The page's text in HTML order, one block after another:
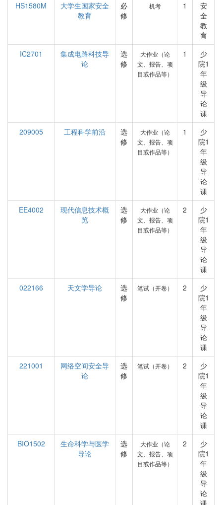
HS1580M
大学生国家安全
教育
必
修
机考 1
安
全
教
育
IC2701
集成电路科技导
论
选
修
大作业（论
文、报告、项
目或作品等）
1
少
院1
年
级
导
论
课
209005
工程科学前沿
选
修
大作业（论
文、报告、项
目或作品等）
1
少
院1
年
级
导
论
课
EE4002
现代信息技术概
览
选
修
大作业（论
文、报告、项
目或作品等）
2
少
院1
年
级
导
论
课
022166
天文学导论
选
修
笔试（开卷） 2
少
院1
年
级
导
论
课
221001
网络空间安全导
论
选
修
笔试（开卷） 2
少
院1
年
级
导
论
课
BIO1502
生命科学与医学
导论
选
修
大作业（论
文、报告、项
目或作品等）
2
少
院1
年
级
导
论
课